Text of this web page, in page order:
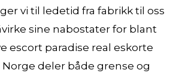
vi til ledetid fra fabrikk til oss
sine nabostater for blant
escort paradise real eskorte
deler både grense og